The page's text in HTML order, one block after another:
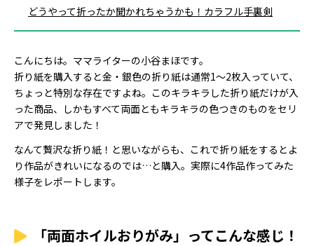
どうやって折ったか聞かれちゃうかも！カラフル手裏剣
こんにちは。ママライターの小谷まほです。
折り紙を購入すると金・銀色の折り紙は通常1～2枚入っていて、
ちょっと特別な存在ですよね。このキラキラした折り紙だけが入
った商品、しかもすべて両面ともキラキラの色つきのものをセリ
アで発見しました！
なんて贅沢な折り紙！と思いながらも、これで折り紙をするとよ
り作品がきれいになるのでは…と購入。実際に4作品作ってみた
様子をレポートします。
「両面ホイルおりがみ」ってこんな感じ！